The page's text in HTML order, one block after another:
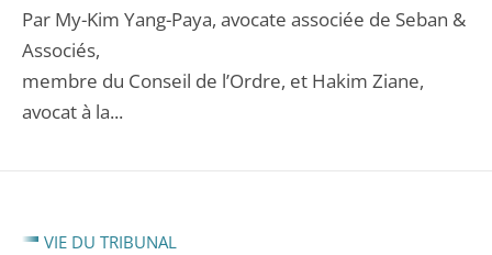
Par My-Kim Yang-Paya, avocate associée de Seban &
Associés,
membre du Conseil de l’Ordre, et Hakim Ziane,
avocat à la...
VIE DU TRIBUNAL